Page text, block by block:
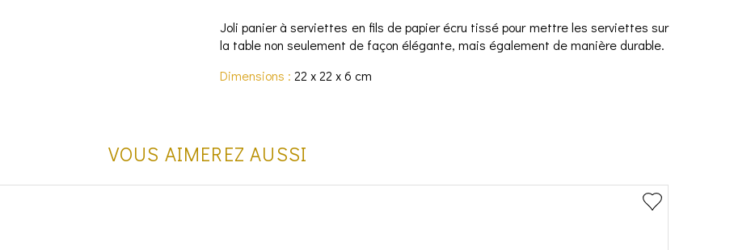
Joli panier à serviettes en fils de papier écru tissé pour mettre les serviettes sur
la table non seulement de façon élégante, mais également de manière durable.
Dimensions : 22 x 22 x 6 cm
VOUS AIMEREZ AUSSI